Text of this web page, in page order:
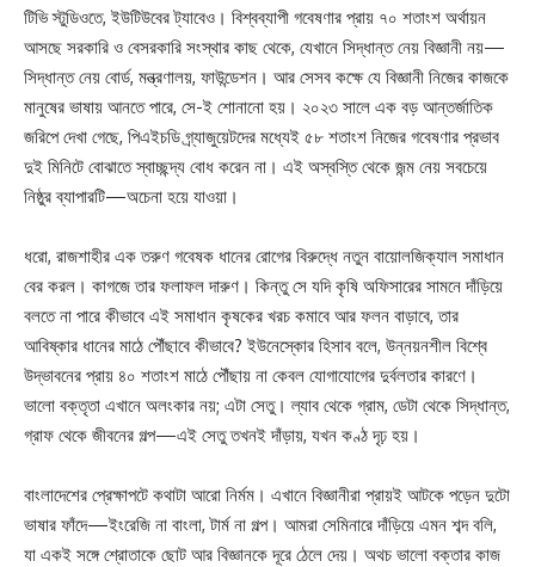
টিভি স্টুডিওতে, ইউটিউবের ট্যাবেও। বিশ্বব্যাপী গবেষণার প্রায় ৭০ শতাংশ অর্থায়ন
আসছে সরকারি ও বেসরকারি সংস্থার কাছ থেকে, যেখানে সিদ্ধান্ত নেয় বিজ্ঞানী নয়—
সিদ্ধান্ত নেয় বোর্ড, মন্ত্রণালয়, ফাউন্ডেশন। আর সেসব কক্ষে যে বিজ্ঞানী নিজের কাজকে
মানুষের ভাষায় আনতে পারে, সে-ই শোনানো হয়। ২০২৩ সালে এক বড় আন্তর্জাতিক
জরিপে দেখা গেছে, পিএইচডি গ্র্যাজুয়েটদের মধ্যেই ৫৮ শতাংশ নিজের গবেষণার প্রভাব
দুই মিনিটে বোঝাতে স্বাচ্ছন্দ্য বোধ করেন না। এই অস্বস্তি থেকে জন্ম নেয় সবচেয়ে
নিষ্ঠুর ব্যাপারটি—অচেনা হয়ে যাওয়া।
ধরো, রাজশাহীর এক তরুণ গবেষক ধানের রোগের বিরুদ্ধে নতুন বায়োলজিক্যাল সমাধান
বের করল। কাগজে তার ফলাফল দারুণ। কিন্তু সে যদি কৃষি অফিসারের সামনে দাঁড়িয়ে
বলতে না পারে কীভাবে এই সমাধান কৃষকের খরচ কমাবে আর ফলন বাড়াবে, তার
আবিষ্কার ধানের মাঠে পৌঁছাবে কীভাবে? ইউনেস্কোর হিসাব বলে, উন্নয়নশীল বিশ্বে
উদ্ভাবনের প্রায় ৪০ শতাংশ মাঠে পৌঁছায় না কেবল যোগাযোগের দুর্বলতার কারণে।
ভালো বক্তৃতা এখানে অলংকার নয়; এটা সেতু। ল্যাব থেকে গ্রাম, ডেটা থেকে সিদ্ধান্ত,
গ্রাফ থেকে জীবনের গল্প—এই সেতু তখনই দাঁড়ায়, যখন কণ্ঠ দৃঢ় হয়।
বাংলাদেশের প্রেক্ষাপটে কথাটা আরো নির্মম। এখানে বিজ্ঞানীরা প্রায়ই আটকে পড়েন দুটো
ভাষার ফাঁদে—ইংরেজি না বাংলা, টার্ম না গল্প। আমরা সেমিনারে দাঁড়িয়ে এমন শব্দ বলি,
যা একই সঙ্গে শ্রোতাকে ছোট আর বিজ্ঞানকে দূরে ঠেলে দেয়। অথচ ভালো বক্তার কাজ